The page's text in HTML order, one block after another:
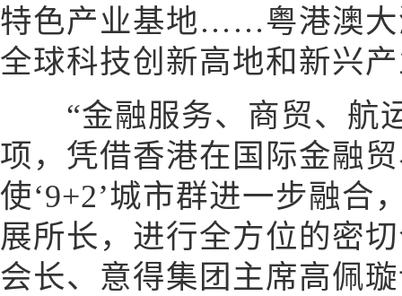
特色产业基地……粤港澳大
全球科技创新高地和新兴
“金融服务、商贸、航
项，凭借香港在国际金融
使‘9+2’城市群进一步融合
展所长，进行全方位的密
会长、意得集团主席高佩